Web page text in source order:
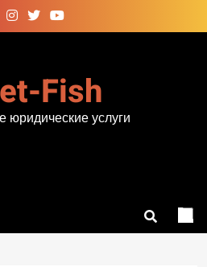
Fish
юридические услуги